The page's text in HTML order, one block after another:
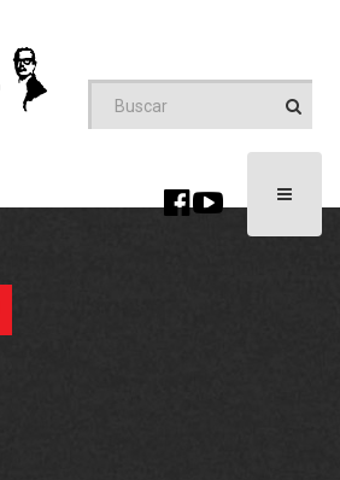
Toggle